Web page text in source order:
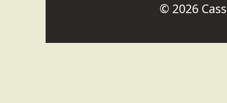
© 2026